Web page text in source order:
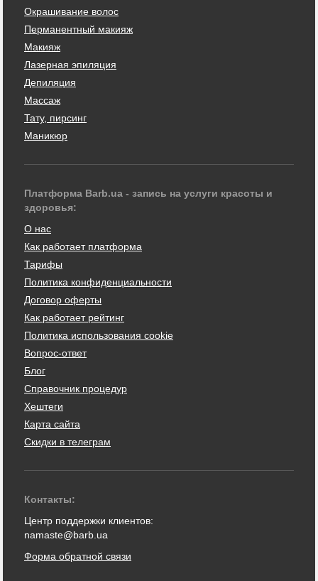
Окрашивание волос
Перманентный макияж
Макияж
Лазерная эпиляция
Депиляция
Массаж
Тату, пирсинг
Маникюр
Платформа Barb.ua - запись на услуги красоты и
здоровья:
О нас
Как работает платформа
Тарифы
Политика конфиденциальности
Договор оферты
Как работает рейтинг
Политика использования cookie
Вопрос-ответ
Блог
Справочник процедур
Хештеги
Карта сайта
Скидки в телеграм
Контакты:
Центр поддержки клиентов:
namaste@barb.ua
Форма обратной связи